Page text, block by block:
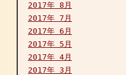
2017年 8月
2017年 7月
2017年 6月
2017年 5月
2017年 4月
2017年 3月